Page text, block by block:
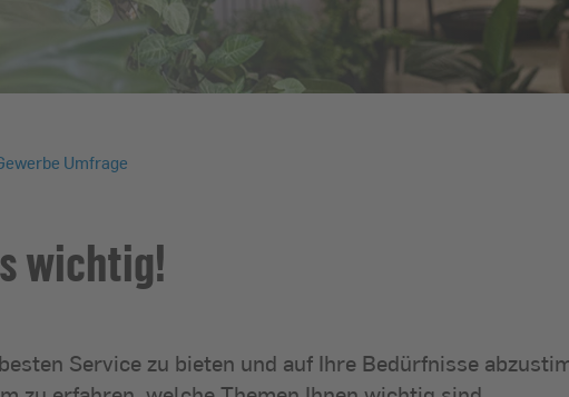
Umfrage
wichtig!
Service zu bieten und auf Ihre Bedürfnisse